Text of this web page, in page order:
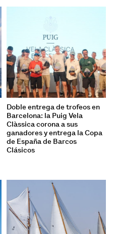
Doble entrega de trofeos en
Barcelona: la Puig Vela
Clàssica corona a sus
ganadores y entrega la Copa
de España de Barcos
Clásicos